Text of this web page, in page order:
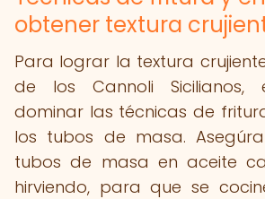
obtener textura
Para lograr la textura
de los Cannoli Sicilianos,
dominar las técnicas de
los tubos de masa.
tubos de masa en aceite
hirviendo, para que se